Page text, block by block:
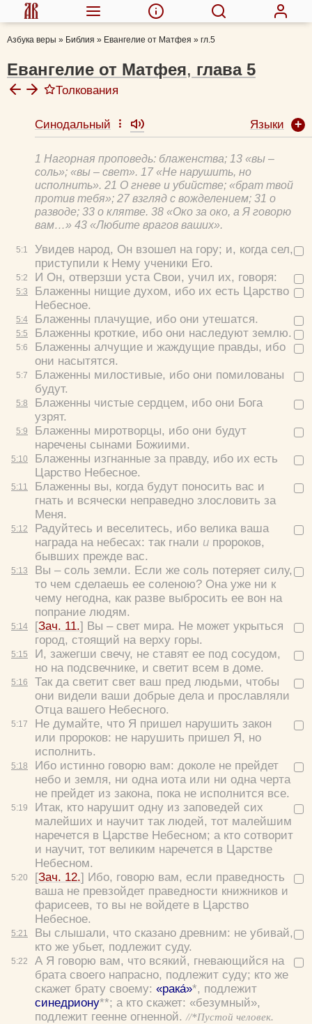
Азбука веры » Библия » Евангелие от Матфея » гл.5
Евангелие от Матфея, глава 5
Толкования
Афанасий Великий, свт.
Толковая Библия А.П. Лопухина
Евфимий Зигабен
Игнатий (Брянчанинов), свт.
Иероним Стридонский, блж.
Филарет (Амфитеатров), свт.
Никифор (Феотокис), архиеп.
Кассиан (Безобразов), еп.
Исидор Пелусиот, прп.
Георгий Дьяченко, прот.
Филарет (Дроздов), свт.
Михаил (Лузин), еп.
Иоанн Кронштадтский, прав.
Иоанн Бухарев, прот.
Мефодий (Кульман), епископ
Троицкие листки (XIX в.)
5:1
5:2
5:3
5:4
5:5
5:6
5:7
5:8
5:9
5:10
5:11
5:12
5:13
5:14
5:15
5:16
5:17
5:18
5:19
5:20
5:21
5:22
Синодальный Языки
1 Нагорная проповедь: блаженства; 13 «вы –
соль»; «вы – свет». 17 «Не нарушить, но
исполнить». 21 О гневе и убийстве; «брат твой
против тебя»; 27 взгляд с вожделением; 31 о
разводе; 33 о клятве. 38 «Око за око, а Я говорю
вам…» 43 «Любите врагов ваших».
Увидев народ, Он взошел на гору; и, когда сел,
приступили к Нему ученики Его.
И Он, отверзши уста Свои, учил их, говоря:
Блаженны нищие духом, ибо их есть Царство
Небесное.
Блаженны плачущие, ибо они утешатся.
Блаженны кроткие, ибо они наследуют землю.
Блаженны алчущие и жаждущие правды, ибо
они насытятся.
Блаженны милостивые, ибо они помилованы
будут.
Блаженны чистые сердцем, ибо они Бога
узрят.
Блаженны миротворцы, ибо они будут
наречены сынами Божиими.
Блаженны изгнанные за правду, ибо их есть
Царство Небесное.
Блаженны вы, когда будут поносить вас и
гнать и всячески неправедно злословить за
Меня.
Радуйтесь и веселитесь, ибо велика ваша
награда на небесах: так гнали и пророков,
бывших прежде вас.
Вы – соль земли. Если же соль потеряет силу,
то чем сделаешь ее соленою? Она уже ни к
чему негодна, как разве выбросить ее вон на
попрание людям.
[Зач. 11.] Вы – свет мира. Не может укрыться
город, стоящий на верху горы.
И, зажегши свечу, не ставят ее под сосудом,
но на подсвечнике, и светит всем в доме.
Так да светит свет ваш пред людьми, чтобы
они видели ваши добрые дела и прославляли
Отца вашего Небесного.
Не думайте, что Я пришел нарушить закон
или пророков: не нарушить пришел Я, но
исполнить.
Ибо истинно говорю вам: доколе не прейдет
небо и земля, ни одна иота или ни одна черта
не прейдет из закона, пока не исполнится все.
Итак, кто нарушит одну из заповедей сих
малейших и научит так людей, тот малейшим
наречется в Царстве Небесном; а кто сотворит
и научит, тот великим наречется в Царстве
Небесном.
[Зач. 12.] Ибо, говорю вам, если праведность
ваша не превзойдет праведности книжников и
фарисеев, то вы не войдете в Царство
Небесное.
Вы слышали, что сказано древним: не убивай,
кто же убьет, подлежит суду.
А Я говорю вам, что всякий, гневающийся на
брата своего напрасно, подлежит суду; кто же
скажет брату своему: «рака́»*, подлежит
синедриону**; а кто скажет: «безумный»,
подлежит геенне огненной. //*Пустой человек.